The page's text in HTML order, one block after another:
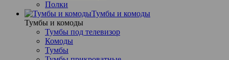
Полки
Тумбы и комоды
Тумбы и комоды
Тумбы под телевизор
Комоды
Тумбы